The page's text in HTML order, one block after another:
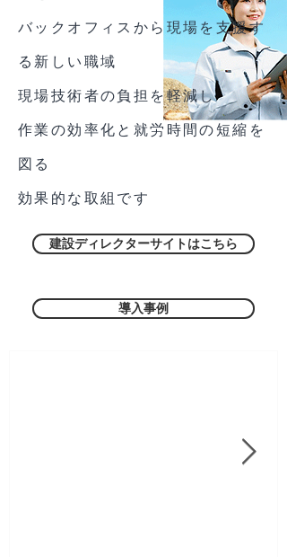
バックオフィスから現場を支援す
る新しい職域
現場技術者の負担を軽減し
作業の効率化と就労時間の短縮を
図る
効果的な取組です
建設ディレクターサイトはこちら
導入事例